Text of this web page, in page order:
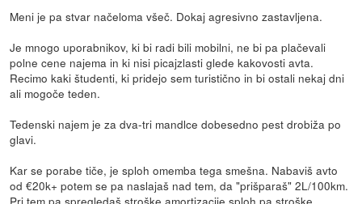
Meni je pa stvar načeloma všeč. Dokaj agresivno zastavljena.
Je mnogo uporabnikov, ki bi radi bili mobilni, ne bi pa plačevali
polne cene najema in ki nisi picajzlasti glede kakovosti avta.
Recimo kaki študenti, ki pridejo sem turistično in bi ostali nekaj dni
ali mogoče teden.
Tedenski najem je za dva-tri mandlce dobesedno pest drobiža po
glavi.
Kar se porabe tiče, je sploh omemba tega smešna. Nabaviš avto
od €20k+ potem se pa naslajaš nad tem, da "prišparaš" 2L/100km.